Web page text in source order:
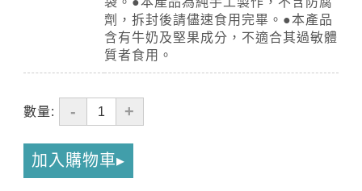
劑，拆封後請儘速食用完畢。●本產品
含有牛奶及堅果成分，不適合其過敏體
質者食用。
數量: - +
加入購物車